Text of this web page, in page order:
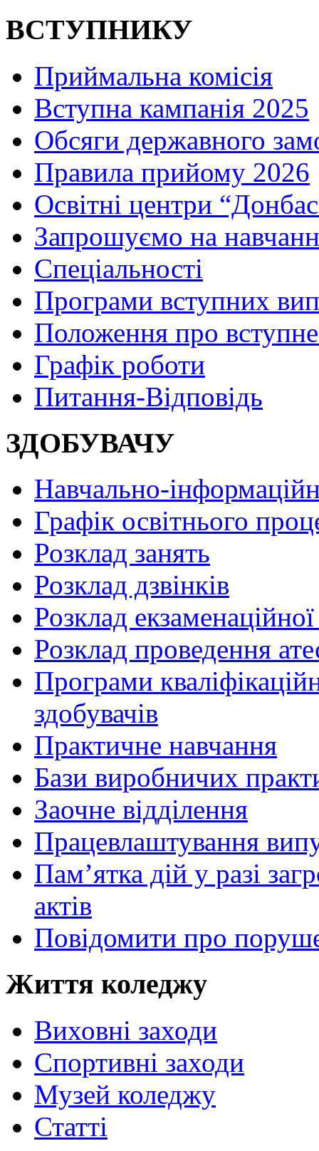
ВСТУПНИКУ
Приймальна комісія
Вступна кампанія 2025
Обсяги державного
Правила прийому 2026
Освітні центри
Запрошуємо на
Спеціальності
Програми вступних
Положення про
Графік роботи
Питання-Відповідь
ЗДОБУВАЧУ
Навчально-
Графік освітнього
Розклад занять
Розклад дзвінків
Розклад екзаменаційної
Розклад проведення
Програми
здобувачів
Практичне навчання
Бази виробничих
Заочне відділення
Працевлаштування
Пам’ятка дій у разі
актів
Повідомити про
Життя коледжу
Виховні заходи
Спортивні заходи
Музей коледжу
Статті